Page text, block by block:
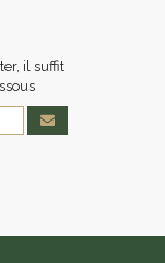
il suffit